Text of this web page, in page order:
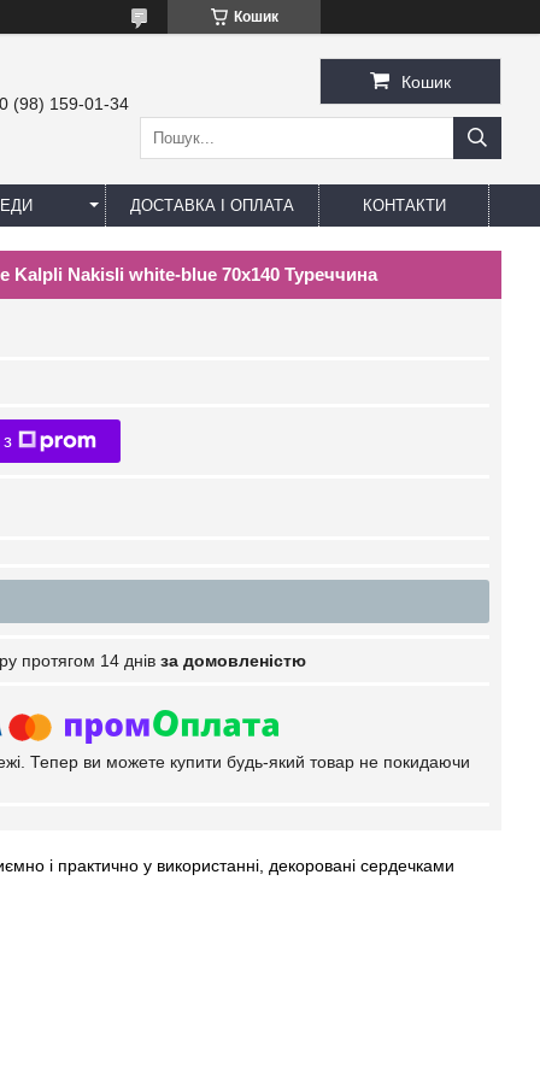
Кошик
(98) 159-01-34
Кошик
ДОСТАВКА І ОПЛАТА КОНТАКТИ
Kalpli Nakisli white-blue 70х140 Туреччина
протягом 14 днів за домовленістю
Тепер ви можете купити будь-який товар не покидаючи
і практично у використанні, декоровані сердечками